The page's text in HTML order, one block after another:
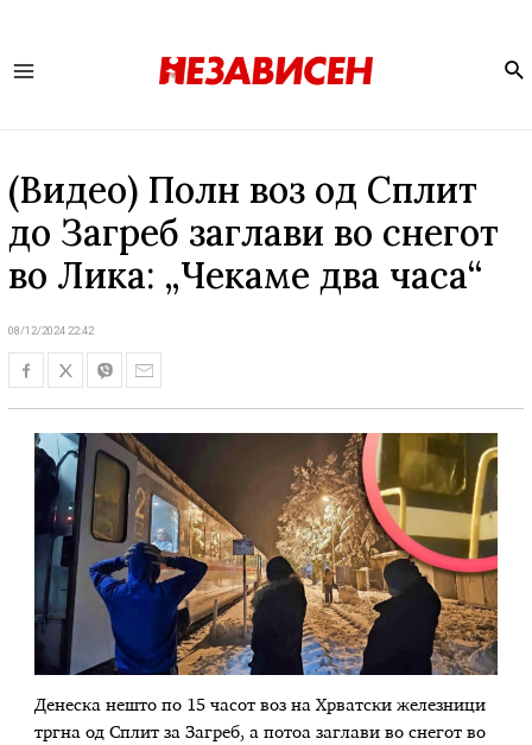
(Видео) Полн воз од Сплит
до Загреб заглави во снегот
во Лика: „Чекаме два часа“
08/12/2024 22:42
Денеска нешто по 15 часот воз на Хрватски железници
тргна од Сплит за Загреб, а потоа заглави во снегот во